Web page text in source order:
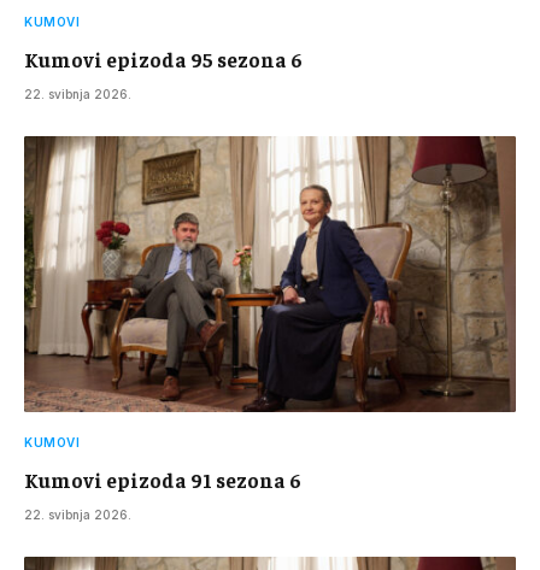
KUMOVI
Kumovi epizoda 95 sezona 6
22. svibnja 2026.
KUMOVI
Kumovi epizoda 91 sezona 6
22. svibnja 2026.